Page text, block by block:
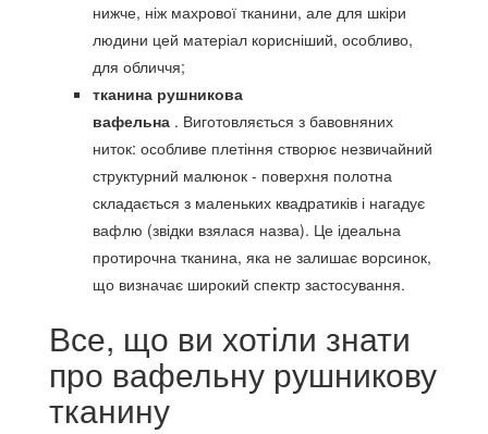
нижче, ніж махрової тканини, але для шкіри
людини цей матеріал корисніший, особливо,
для обличчя;
тканина рушникова
вафельна . Виготовляється з бавовняних
ниток: особливе плетіння створює незвичайний
структурний малюнок - поверхня полотна
складається з маленьких квадратиків і нагадує
вафлю (звідки взялася назва). Це ідеальна
протирочна тканина, яка не залишає ворсинок,
що визначає широкий спектр застосування.
Все, що ви хотіли знати
про вафельну рушникову
тканину